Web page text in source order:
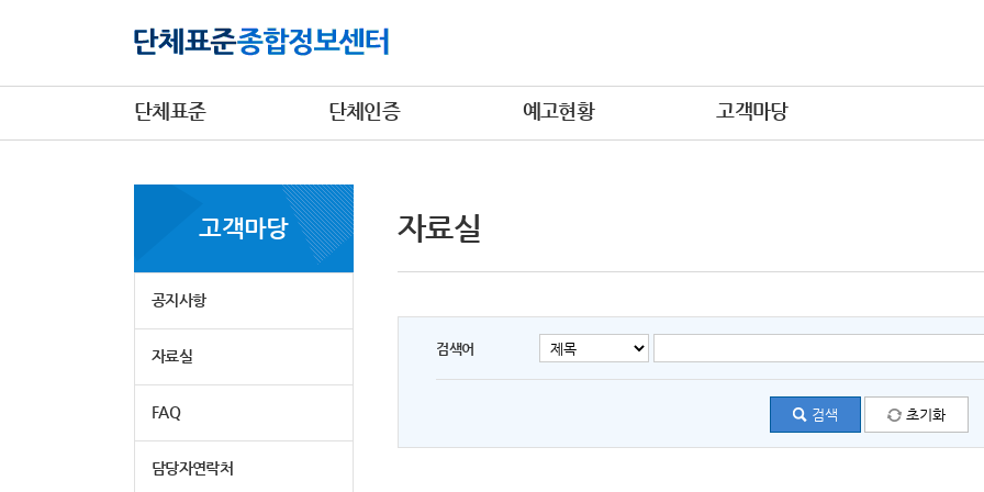
단체표준 단체인증 예고현황 고객마당
고객마당
공지사항
자료실
FAQ
담당자연락처
자료실
검색어